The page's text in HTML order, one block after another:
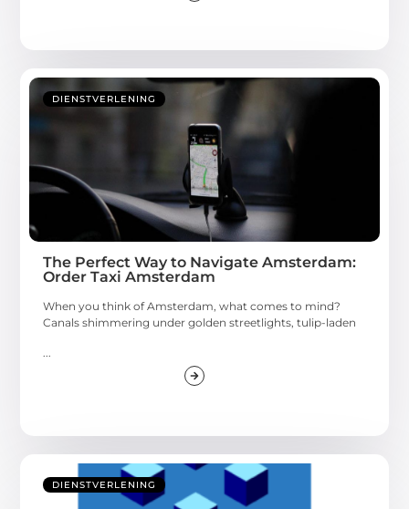
DIENSTVERLENING
The Perfect Way to Navigate Amsterdam:
Order Taxi Amsterdam
When you think of Amsterdam, what comes to mind?
Canals shimmering under golden streetlights, tulip-laden
DIENSTVERLENING